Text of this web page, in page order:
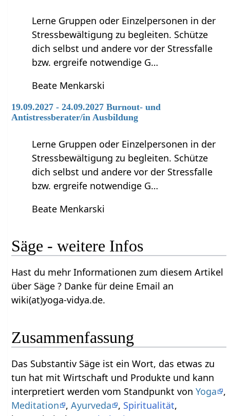
Lerne Gruppen oder Einzelpersonen in der
Stressbewältigung zu begleiten. Schütze
dich selbst und andere vor der Stressfalle
bzw. ergreife notwendige G…
Beate Menkarski
19.09.2027 - 24.09.2027 Burnout- und
Antistressberater/in Ausbildung
Lerne Gruppen oder Einzelpersonen in der
Stressbewältigung zu begleiten. Schütze
dich selbst und andere vor der Stressfalle
bzw. ergreife notwendige G…
Beate Menkarski
Säge‏‎ - weitere Infos
Hast du mehr Informationen zum diesem Artikel
über Säge‏‎ ? Danke für deine Email an
wiki(at)yoga-vidya.de.
Zusammenfassung
Das Substantiv Säge‏‎ ist ein Wort, das etwas zu
tun hat mit Wirtschaft und Produkte und kann
interpretiert werden vom Standpunkt vonYoga
,
Meditation
,Ayurveda , Spiritualität,